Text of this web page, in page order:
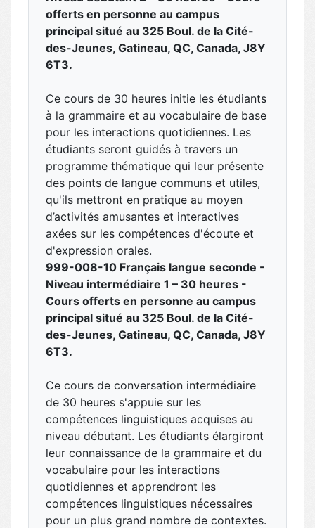
offerts en personne au campus
principal situé au 325 Boul. de la Cité-
des-Jeunes, Gatineau, QC, Canada, J8Y
6T3.
Ce cours de 30 heures initie les étudiants
à la grammaire et au vocabulaire de base
pour les interactions quotidiennes. Les
étudiants seront guidés à travers un
programme thématique qui leur présente
des points de langue communs et utiles,
qu'ils mettront en pratique au moyen
d’activités amusantes et interactives
axées sur les compétences d'écoute et
d'expression orales.
999-008-10 Français langue seconde -
Niveau intermédiaire 1 – 30 heures -
Cours offerts en personne au campus
principal situé au 325 Boul. de la Cité-
des-Jeunes, Gatineau, QC, Canada, J8Y
6T3.
Ce cours de conversation intermédiaire
de 30 heures s'appuie sur les
compétences linguistiques acquises au
niveau débutant. Les étudiants élargiront
leur connaissance de la grammaire et du
vocabulaire pour les interactions
quotidiennes et apprendront les
compétences linguistiques nécessaires
pour un plus grand nombre de contextes.